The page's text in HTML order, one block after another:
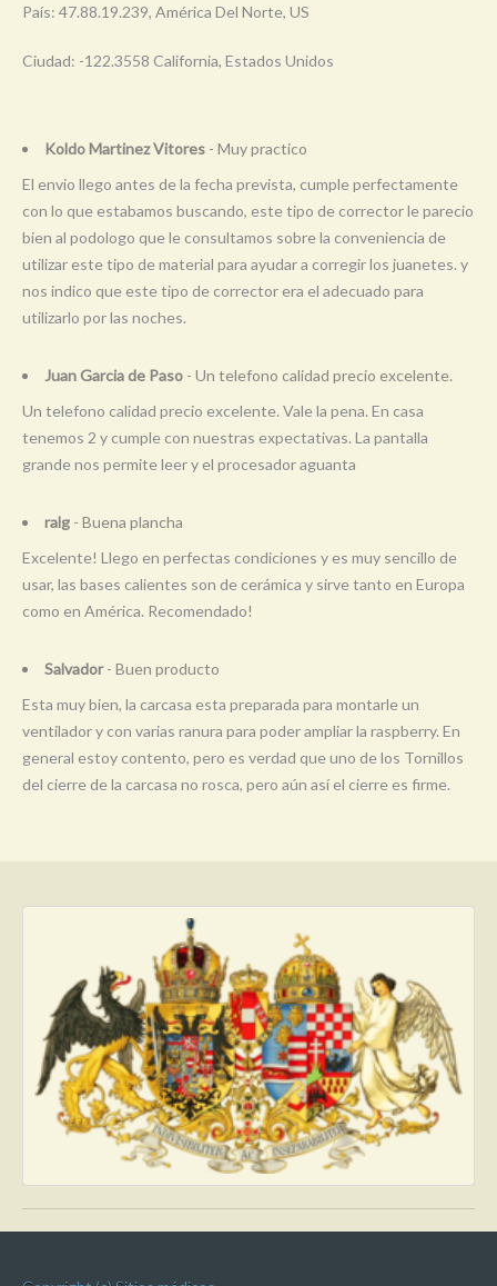
País: 47.88.19.239, América Del Norte, US
Ciudad: -122.3558 California, Estados Unidos
Koldo Martinez Vitores - Muy practico
El envio llego antes de la fecha prevista, cumple perfectamente
con lo que estabamos buscando, este tipo de corrector le parecio
bien al podologo que le consultamos sobre la conveniencia de
utilizar este tipo de material para ayudar a corregir los juanetes. y
nos indico que este tipo de corrector era el adecuado para
utilizarlo por las noches.
Juan Garcia de Paso - Un telefono calidad precio excelente.
Un telefono calidad precio excelente. Vale la pena. En casa
tenemos 2 y cumple con nuestras expectativas. La pantalla
grande nos permite leer y el procesador aguanta
ralg - Buena plancha
Excelente! Llego en perfectas condiciones y es muy sencillo de
usar, las bases calientes son de cerámica y sirve tanto en Europa
como en América. Recomendado!
Salvador- Buen producto
Esta muy bien, la carcasa esta preparada para montarle un
ventilador y con varias ranura para poder ampliar la raspberry. En
general estoy contento, pero es verdad que uno de los Tornillos
del cierre de la carcasa no rosca, pero aún así el cierre es firme.